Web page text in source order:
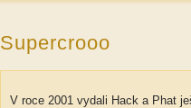
Supercrooo
V roce 2001 vydali Hack a Phat